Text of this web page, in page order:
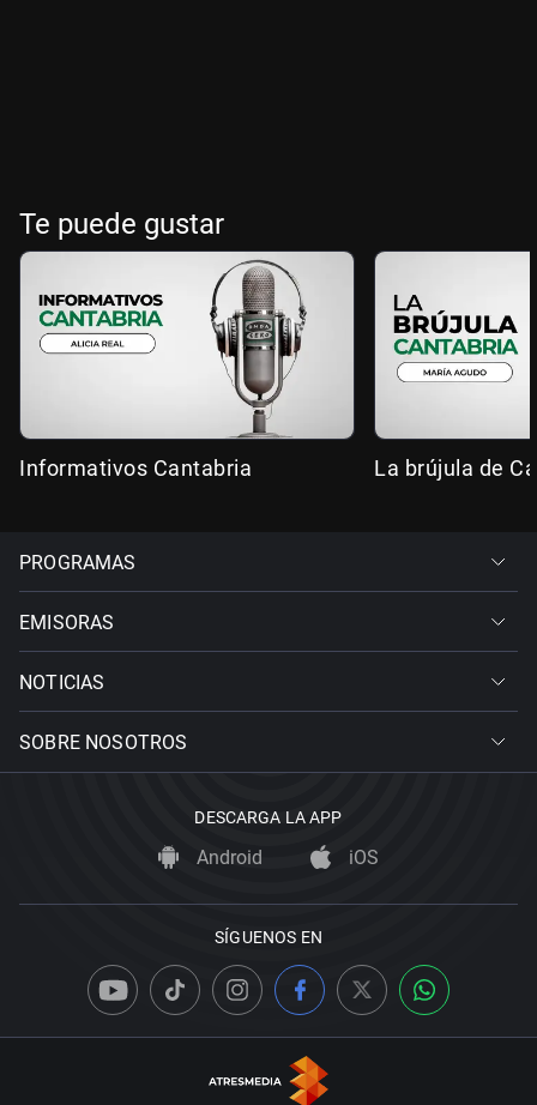
Te puede gustar
Informativos Cantabria La brújula de
PROGRAMAS
EMISORAS
NOTICIAS
SOBRE NOSOTROS
DESCARGA LA APP
Android iOS
SÍGUENOS EN